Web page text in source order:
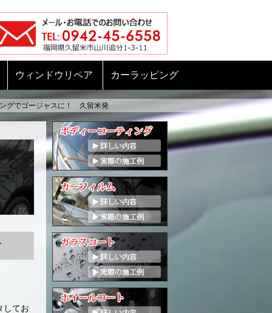
ウィンドウリペア カーラッピング
グでゴージャスに！ 久留米発
してお